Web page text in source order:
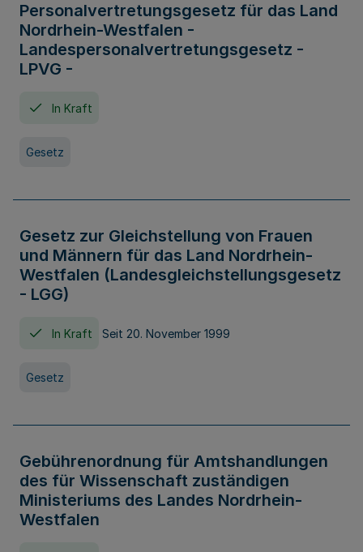
Personalvertretungsgesetz für das Land
Nordrhein-Westfalen -
Landespersonalvertretungsgesetz -
LPVG -
In Kraft
Gesetz
Gesetz zur Gleichstellung von Frauen
und Männern für das Land Nordrhein-
Westfalen (Landesgleichstellungsgesetz
- LGG)
In Kraft Seit 20. November 1999
Gesetz
Gebührenordnung für Amtshandlungen
des für Wissenschaft zuständigen
Ministeriums des Landes Nordrhein-
Westfalen